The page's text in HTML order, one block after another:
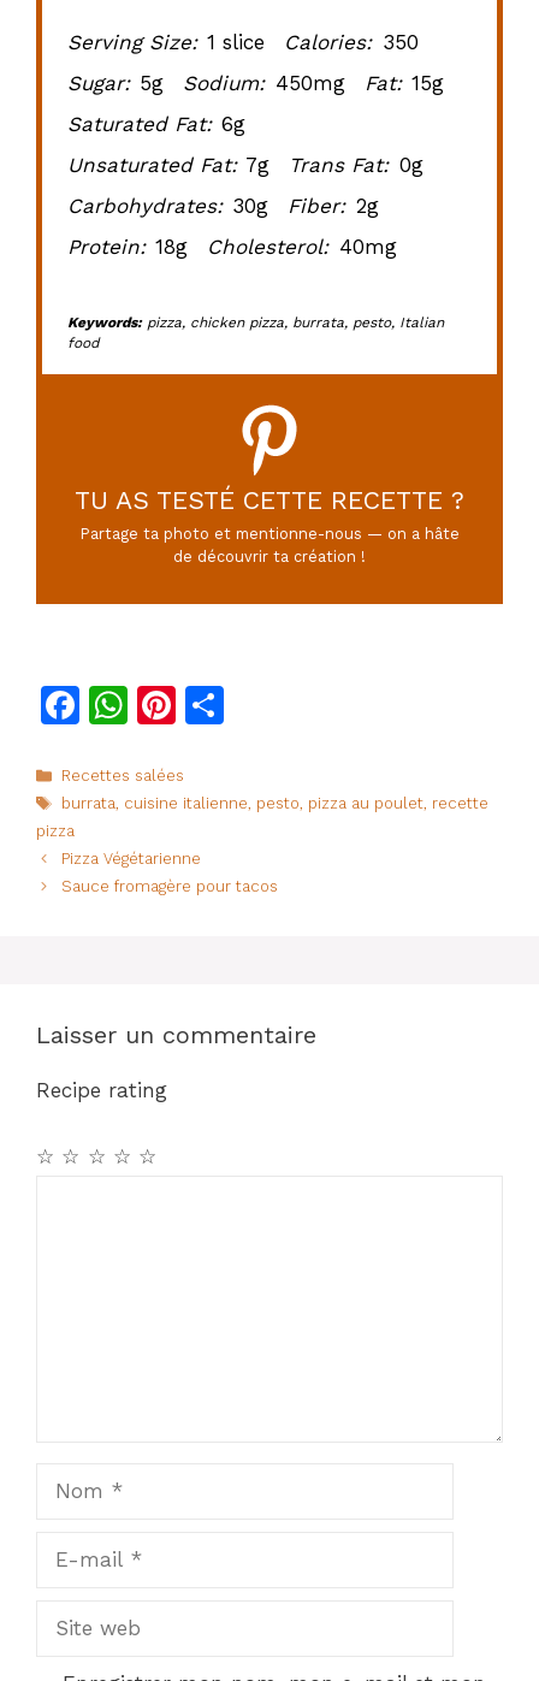
Serving Size: 1 slice Calories: 350
Sugar: 5g Sodium: 450mg Fat: 15g
Saturated Fat: 6g
Unsaturated Fat: 7g Trans Fat: 0g
Carbohydrates: 30g Fiber: 2g
Protein: 18g Cholesterol: 40mg
Keywords:pizza, chicken pizza, burrata, pesto, Italian
food
TU AS TESTÉ CETTE RECETTE ?
Partage ta photo et mentionne-nous — on a hâte
de découvrir ta création !
F
c
e
b
o
W
at
s
A
p
Pi
te
re
st
g
Catégories
Recettes salées
Étiquettes
burrata, cuisine italienne, pesto, pizza au poulet, recette
pizza
Pizza Végétarienne
Sauce fromagère pour tacos
Laisser un commentaire
Recipe rating
☆
☆
☆
☆
☆
mail
web